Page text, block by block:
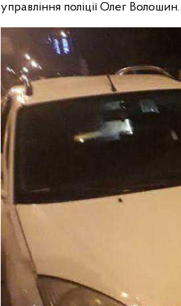
управління поліції Олег Волошин.